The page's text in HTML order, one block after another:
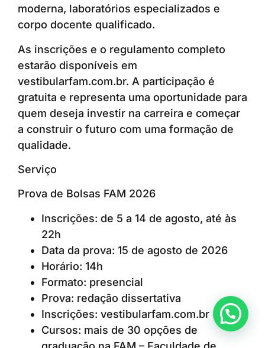
moderna, laboratórios especializados e
corpo docente qualificado.
As inscrições e o regulamento completo
estarão disponíveis em
vestibularfam.com.br. A participação é
gratuita e representa uma oportunidade para
quem deseja investir na carreira e começar
a construir o futuro com uma formação de
qualidade.
Serviço
Prova de Bolsas FAM 2026
Inscrições: de 5 a 14 de agosto, até às
22h
Data da prova: 15 de agosto de 2026
Horário: 14h
Formato: presencial
Prova: redação dissertativa
Inscrições: vestibularfam.com.br
Cursos: mais de 30 opções de
Anunciar ou recomendar matéria